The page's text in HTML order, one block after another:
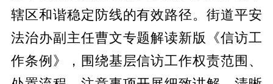
辖区和谐稳定防线的有效路径。街道平安
法治办副主任曹文专题解读新版《信访工
作条例》，围绕基层信访工作权责范围、